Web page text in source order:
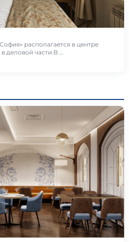
располагается в центре
деловой части.В …